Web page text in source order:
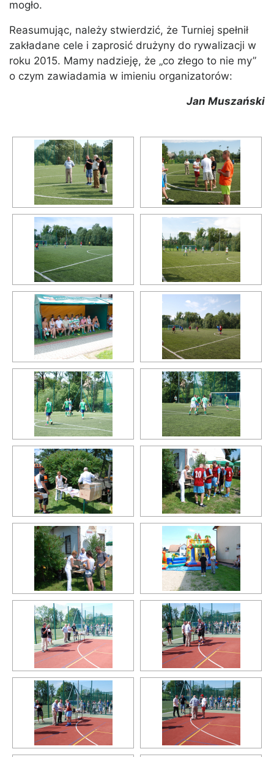
mogło.
Reasumując, należy stwierdzić, że Turniej spełnił
zakładane cele i zaprosić drużyny do rywalizacji w
roku 2015. Mamy nadzieję, że „co złego to nie my”
o czym zawiadamia w imieniu organizatorów:
Jan Muszański